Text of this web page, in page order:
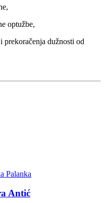
optužbe,
prekoračenja dužnosti od
Palanka
Antić